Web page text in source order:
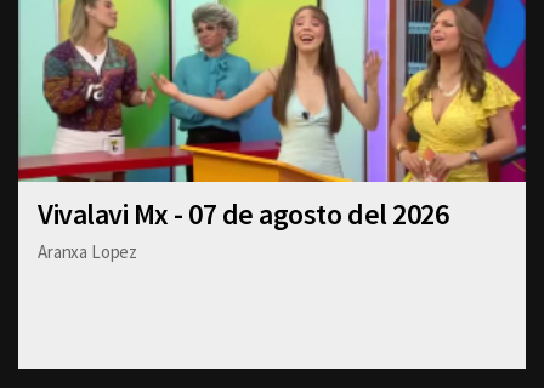
Vivalavi Mx - 07 de agosto del 2026
Aranxa Lopez